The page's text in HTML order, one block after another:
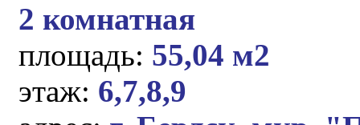
2 комнатная
площадь: 55,04 м2
этаж: 6,7,8,9